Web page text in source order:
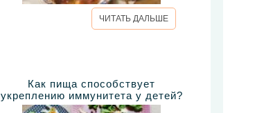
ЧИТАТЬ ДАЛЬШЕ
Как пища способствует
укреплению иммунитета у детей?